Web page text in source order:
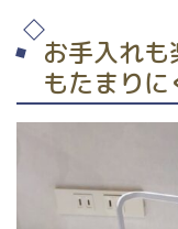
お手入れ
もたまりに